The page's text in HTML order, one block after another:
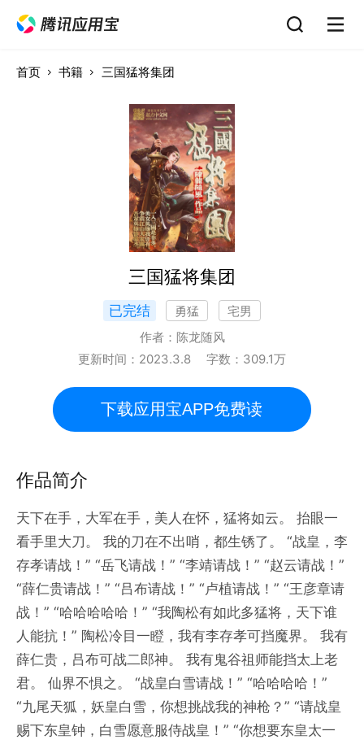
首页 书籍 三国猛将集团
三国猛将集团
已完结 勇猛
宅男
作者： 陈龙随风
更新时间： 2023.3.8 字数： 309.1万
下载应用宝APP免费读
作品简介
天下在手，大军在手，美人在怀，猛将如云。 抬眼一
看手里大刀。 我的刀在不出哨，都生锈了。 “战皇，李
存孝请战！” “岳飞请战！” “李靖请战！” “赵云请战！”
“薛仁贵请战！” “吕布请战！” “卢植请战！” “王彦章请
战！” “哈哈哈哈哈！” “我陶松有如此多猛将，天下谁
人能抗！” 陶松冷目一瞪，我有李存孝可挡魔界。 我有
薛仁贵，吕布可战二郎神。 我有鬼谷祖师能挡太上老
君。 仙界不惧之。 “战皇白雪请战！” “哈哈哈哈！”
“九尾天狐，妖皇白雪，你想挑战我的神枪？” “请战皇
赐下东皇钟，白雪愿意服侍战皇！” “你想要东皇太一